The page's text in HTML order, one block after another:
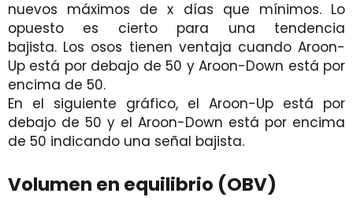
nuevos máximos de x días que mínimos. Lo
opuesto es cierto para una tendencia
bajista. Los osos tienen ventaja cuando Aroon-
Up está por debajo de 50 y Aroon-Down está por
encima de 50.
En el siguiente gráfico, el Aroon-Up está por
debajo de 50 y el Aroon-Down está por encima
de 50 indicando una señal bajista.
Volumen en equilibrio (OBV)